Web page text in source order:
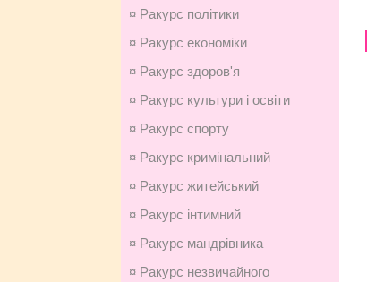
¤ Ракурс політики
¤ Ракурс економiки
¤ Ракурс здоров'я
¤ Ракурс культури і освіти
¤ Ракурс спорту
¤ Ракурс кримінальний
¤ Ракурс житейський
¤ Ракурс інтимний
¤ Ракурс мандрівника
¤ Ракурс незвичайного